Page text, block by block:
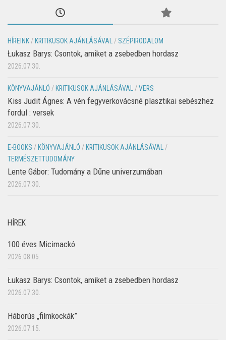
HÍREINK/ KRITIKUSOK AJÁNLÁSÁVAL/ SZÉPIRODALOM
Łukasz Barys: Csontok, amiket a zsebedben hordasz
2026.07.30.
KÖNYVAJÁNLÓ / KRITIKUSOK AJÁNLÁSÁVAL/VERS
Kiss Judit Ágnes: A vén fegyverkovácsné plasztikai sebészhez
fordul : versek
2026.07.30.
E-BOOKS / KÖNYVAJÁNLÓ / KRITIKUSOK AJÁNLÁSÁVAL/
TERMÉSZETTUDOMÁNY
Lente Gábor: Tudomány a Dűne univerzumában
2026.07.30.
HÍREK
100 éves Micimackó
2026.08.05.
Łukasz Barys: Csontok, amiket a zsebedben hordasz
2026.07.30.
Háborús „filmkockák”
2026.07.15.